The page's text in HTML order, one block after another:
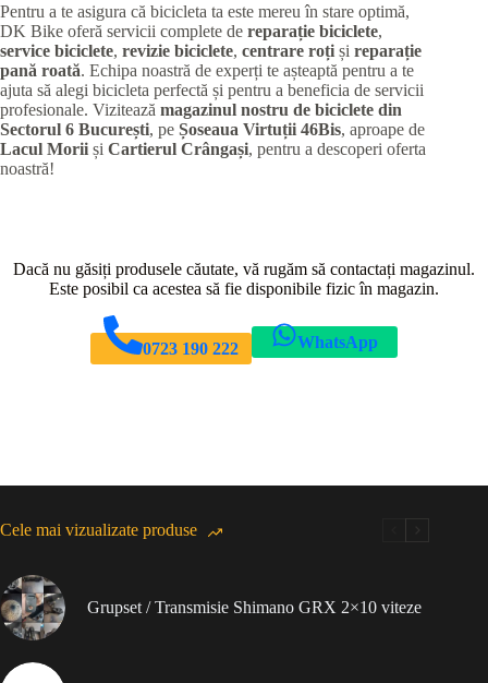
Pentru a te asigura că bicicleta ta este mereu în stare optimă,
DK Bike oferă servicii complete de reparație biciclete,
service biciclete, revizie biciclete, centrare roți și reparație
pană roată. Echipa noastră de experți te așteaptă pentru a te
ajuta să alegi bicicleta perfectă și pentru a beneficia de servicii
profesionale. Vizitează magazinul nostru de biciclete din
Sectorul 6 București, pe Șoseaua Virtuții 46Bis, aproape de
Lacul Morii și Cartierul Crângași, pentru a descoperi oferta
noastră!
Dacă nu găsiți produsele căutate, vă rugăm să contactați magazinul.
Este posibil ca acestea să fie disponibile fizic în magazin.
0723 190 222 WhatsApp
Cele mai vizualizate produse
Grupset / Transmisie Shimano GRX 2×10 viteze